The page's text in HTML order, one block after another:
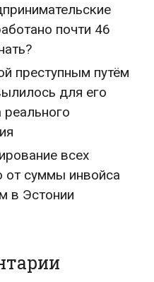
почти 46
преступным путём
для его
реального
всех
от суммы инвойса
в Эстонии